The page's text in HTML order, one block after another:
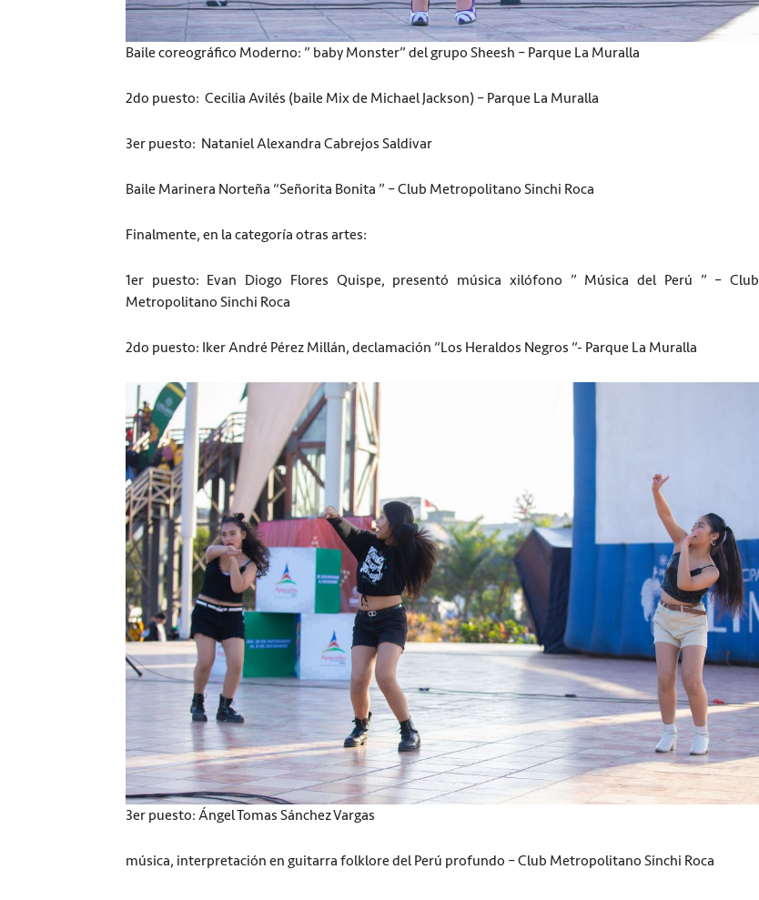
Baile coreográfico Moderno: ” baby Monster” del grupo Sheesh – Parque La Muralla
2do puesto: Cecilia Avilés (baile Mix de Michael Jackson) – Parque La Muralla
3er puesto: Nataniel Alexandra Cabrejos Saldivar
Baile Marinera Norteña “Señorita Bonita ” – Club Metropolitano Sinchi Roca
Finalmente, en la categoría otras artes:
1er puesto: Evan Diogo Flores Quispe, presentó música xilófono ” Música del Perú ” – Club
Metropolitano Sinchi Roca
2do puesto: Iker André Pérez Millán, declamación “Los Heraldos Negros “- Parque La Muralla
3er puesto: Ángel Tomas Sánchez Vargas
música, interpretación en guitarra folklore del Perú profundo – Club Metropolitano Sinchi Roca